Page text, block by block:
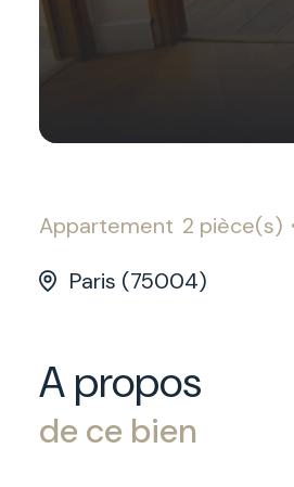
Appartement 2 pièce(s)
Paris (75004)
A propos
de ce bien